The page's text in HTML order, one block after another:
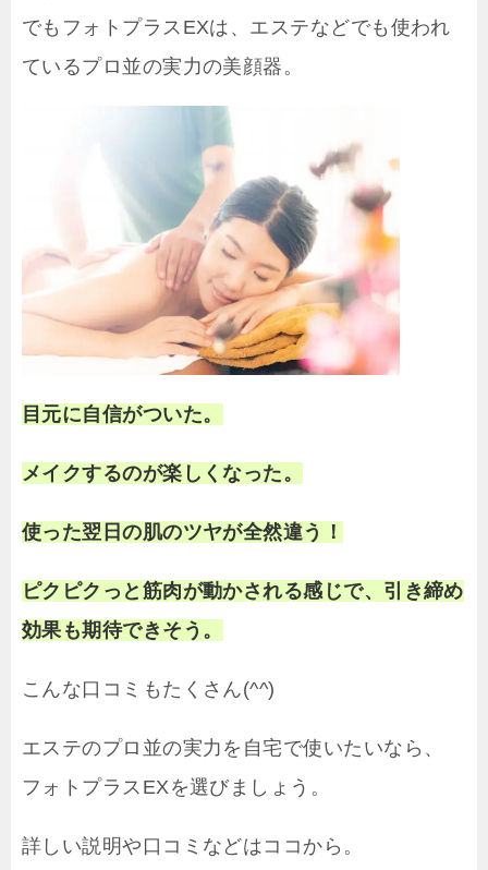
でもフォトプラスEXは、エステなどでも使われ
ているプロ並の実力の美顔器。
目元に自信がついた。
メイクするのが楽しくなった。
使った翌日の肌のツヤが全然違う！
ピクピクっと筋肉が動かされる感じで、引き締め
効果も期待できそう。
こんな口コミもたくさん(^^)
エステのプロ並の実力を自宅で使いたいなら、
フォトプラスEXを選びましょう。
詳しい説明や口コミなどはココから。